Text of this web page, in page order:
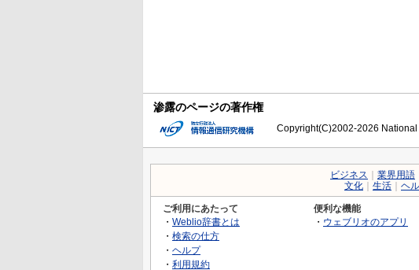
渗露のページの著作権
Copyright(C)2002-2026
ビジネス 業界用語
文化
生活 ヘ
ご利用にあたって
・ Weblio辞書とは
・ 検索の仕方
・ ヘルプ
・ 利用規約
便利な機能
・ ウェブリオのアプリ